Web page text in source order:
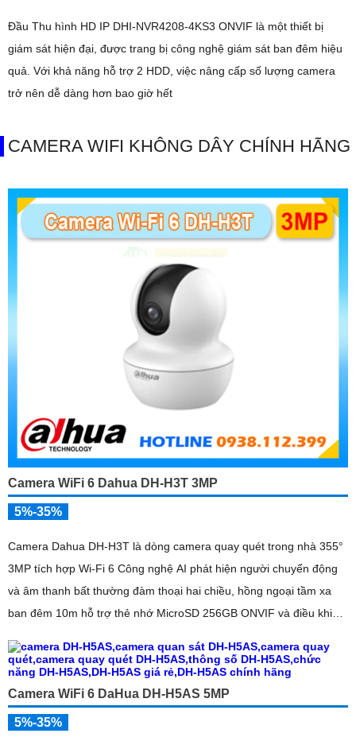
Đầu Thu hình HD IP DHI-NVR4208-4KS3 ONVIF là một thiết bị
giám sát hiện đại, được trang bị công nghệ giám sát ban đêm hiệu
quả. Với khả năng hỗ trợ 2 HDD, việc nâng cấp số lượng camera
trở nên dễ dàng hơn bao giờ hết
CAMERA WIFI KHÔNG DÂY CHÍNH HÃNG
Camera WiFi 6 Dahua DH-H3T 3MP
5%-35%
Camera Dahua DH-H3T là dòng camera quay quét trong nhà 355°
3MP tích hợp Wi-Fi 6 Công nghệ AI phát hiện người chuyển động
và âm thanh bất thường đàm thoại hai chiều, hồng ngoại tầm xa
ban đêm 10m hỗ trợ thẻ nhớ MicroSD 256GB ONVIF và điều khiển
Camera WiFi 6 DaHua DH-H5AS 5MP
5%-35%